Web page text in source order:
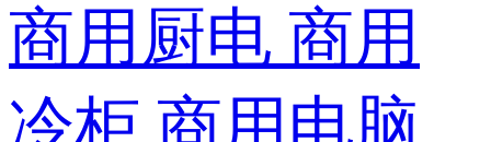
商用厨电 商用
冷柜 商用电脑